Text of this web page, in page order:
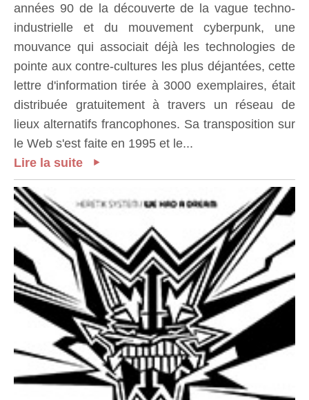
années 90 de la découverte de la vague techno-
industrielle et du mouvement cyberpunk, une
mouvance qui associait déjà les technologies de
pointe aux contre-cultures les plus déjantées, cette
lettre d'information tirée à 3000 exemplaires, était
distribuée gratuitement à travers un réseau de
lieux alternatifs francophones. Sa transposition sur
le Web s'est faite en 1995 et le...
Lire la suite